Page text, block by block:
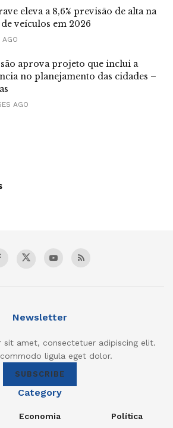
eleva a 8,6% previsão de alta na
veículos em 2026
aprova projeto que inclui a
no planejamento das cidades –
AGO
Newsletter
sit amet, consectetuer adipiscing elit.
commodo ligula eget dolor.
SUBSCRIBE
Category
Economia
Política